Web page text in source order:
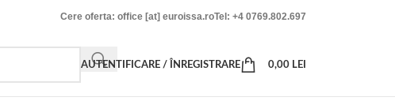
Cere oferta: office [at] euroissa.roTel: +4 0769.802.697
AUTENTIFICARE / ÎNREGISTRARE 0,00 LEI